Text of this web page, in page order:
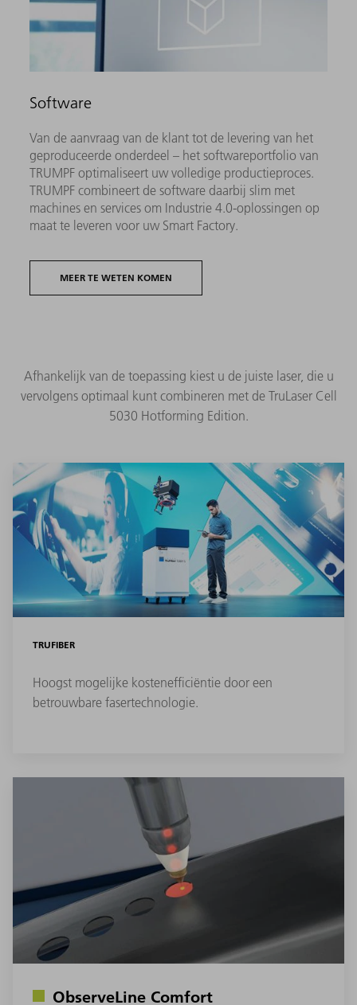
Software
Van de aanvraag van de klant tot de levering van het
geproduceerde onderdeel – het softwareportfolio van
TRUMPF optimaliseert uw volledige productieproces.
TRUMPF combineert de software daarbij slim met
machines en services om Industrie 4.0-oplossingen op
maat te leveren voor uw Smart Factory.
MEER TE WETEN KOMEN
Afhankelijk van de toepassing kiest u de juiste laser, die u
vervolgens optimaal kunt combineren met de TruLaser Cell
5030 Hotforming Edition.
TRUFIBER
Hoogst mogelijke kostenefficiëntie door een
betrouwbare fasertechnologie.
ObserveLine Comfort